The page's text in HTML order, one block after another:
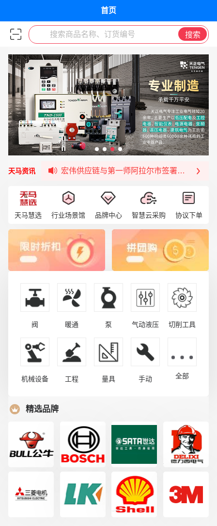
首页
搜索商品名称、订货编号 搜索
天马资讯
宏伟天马平台喜迎战略合作伙伴——航天动力
签约喜讯 | 宏伟与中铝集团成功签约！
福清核电—WD-40产品交流会圆满结束
宏伟天马与网易严选达成品牌合作
宏伟供应链收到来自法国电力集团感谢信
天马慧选 行业场景馆 品牌中心 智慧云采购 协议下单
阀 暖通 泵 气动液压 切削工具
机械设备 工程 量具 手动 全部
精选品牌